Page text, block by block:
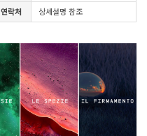
락처 상세설명 참조